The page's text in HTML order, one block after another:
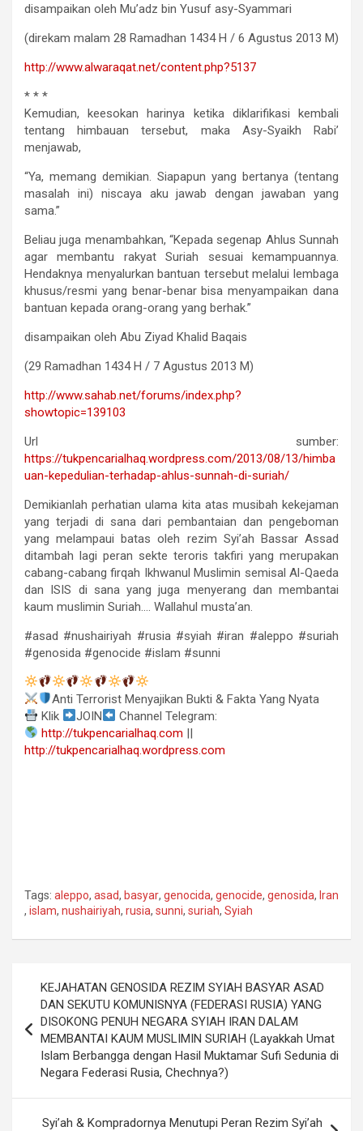
disampaikan oleh Mu’adz bin Yusuf asy-Syammari
(direkam malam 28 Ramadhan 1434 H / 6 Agustus 2013 M)
http://www.alwaraqat.net/content.php?5137
* * *
Kemudian, keesokan harinya ketika diklarifikasi kembali
tentang himbauan tersebut, maka Asy-Syaikh Rabi’
menjawab,
“Ya, memang demikian. Siapapun yang bertanya (tentang
masalah ini) niscaya aku jawab dengan jawaban yang
sama.”
Beliau juga menambahkan, “Kepada segenap Ahlus Sunnah
agar membantu rakyat Suriah sesuai kemampuannya.
Hendaknya menyalurkan bantuan tersebut melalui lembaga
khusus/resmi yang benar-benar bisa menyampaikan dana
bantuan kepada orang-orang yang berhak.”
disampaikan oleh Abu Ziyad Khalid Baqais
(29 Ramadhan 1434 H / 7 Agustus 2013 M)
http://www.sahab.net/forums/index.php?
showtopic=139103
Url sumber:
https://tukpencarialhaq.wordpress.com/2013/08/13/himba
uan-kepedulian-terhadap-ahlus-sunnah-di-suriah/
Demikianlah perhatian ulama kita atas musibah kekejaman
yang terjadi di sana dari pembantaian dan pengeboman
yang melampaui batas oleh rezim Syi’ah Bassar Assad
ditambah lagi peran sekte teroris takfiri yang merupakan
cabang-cabang firqah Ikhwanul Muslimin semisal Al-Qaeda
dan ISIS di sana yang juga menyerang dan membantai
kaum muslimin Suriah…. Wallahul musta’an.
#asad #nushairiyah #rusia #syiah #iran #aleppo #suriah
#genosida #genocide #islam #sunni
Anti Terrorist Menyajikan Bukti & Fakta Yang Nyata
Klik
JOIN
Channel Telegram:
http://tukpencarialhaq.com ||
http://tukpencarialhaq.wordpress.com
Tags: aleppo, asad, basyar, genocida, genocide, genosida, Iran
, islam, nushairiyah, rusia, sunni, suriah, Syiah
pos
KEJAHATAN GENOSIDA REZIM SYIAH BASYAR ASAD
DAN SEKUTU KOMUNISNYA (FEDERASI RUSIA) YANG
DISOKONG PENUH NEGARA SYIAH IRAN DALAM
MEMBANTAI KAUM MUSLIMIN SURIAH (Layakkah Umat
Islam Berbangga dengan Hasil Muktamar Sufi Sedunia di
Negara Federasi Rusia, Chechnya?)
Syi’ah & Kompradornya Menutupi Peran Rezim Syi’ah